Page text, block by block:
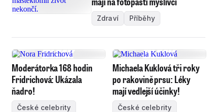
Zdraví Příběhy
Moderátorka 168 hodin
Fridrichová: Ukázala
ňadro!
České celebrity
Michaela Kuklová tři roky
po rakovině prsu: Léky
mají vedlejší účinky!
České celebrity